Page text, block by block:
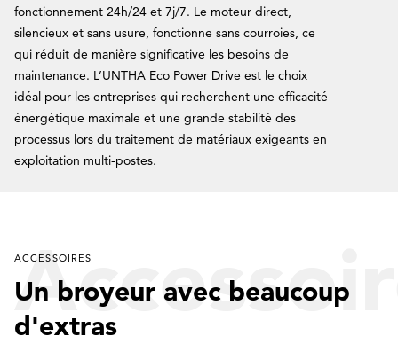
fonctionnement 24h/24 et 7j/7. Le moteur direct,
silencieux et sans usure, fonctionne sans courroies, ce
qui réduit de manière significative les besoins de
maintenance. L’UNTHA Eco Power Drive est le choix
idéal pour les entreprises qui recherchent une efficacité
énergétique maximale et une grande stabilité des
processus lors du traitement de matériaux exigeants en
exploitation multi-postes.
ACCESSOIRES
Un broyeur avec beaucoup
d'extras